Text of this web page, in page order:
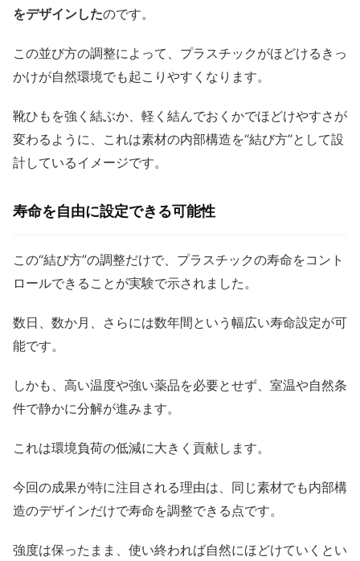
をデザインしたのです。
この並び方の調整によって、プラスチックがほどけるきっ
かけが自然環境でも起こりやすくなります。
靴ひもを強く結ぶか、軽く結んでおくかでほどけやすさが
変わるように、これは素材の内部構造を“結び方”として設
計しているイメージです。
寿命を自由に設定できる可能性
この“結び方”の調整だけで、プラスチックの寿命をコント
ロールできることが実験で示されました。
数日、数か月、さらには数年間という幅広い寿命設定が可
能です。
しかも、高い温度や強い薬品を必要とせず、室温や自然条
件で静かに分解が進みます。
これは環境負荷の低減に大きく貢献します。
今回の成果が特に注目される理由は、同じ素材でも内部構
造のデザインだけで寿命を調整できる点です。
強度は保ったまま、使い終われば自然にほどけていくとい